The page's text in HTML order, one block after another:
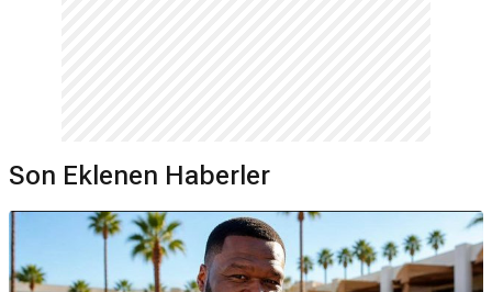
Son Eklenen Haberler